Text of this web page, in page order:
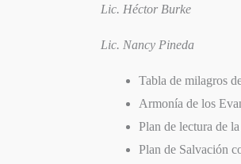
Lic. Héctor Burke
Lic. Nancy Pineda
Tabla de milagros
Armonía de los
Plan de lectura de
Plan de Salvación